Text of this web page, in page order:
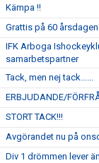
Kämpa !!
Grattis på 60 årsdagen
IFK Arboga
samarbetspartner
Tack, men nej tack......
ERBJUDANDE/
STORT TACK!!!
Avgörandet nu på
Div 1 drömmen lever